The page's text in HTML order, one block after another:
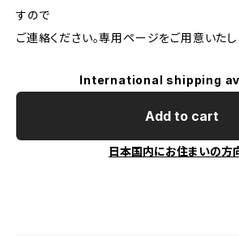
すので
ご連絡ください。専用ページをご用意いたし
International shipping
Add to cart
日本国内にお住まいの方